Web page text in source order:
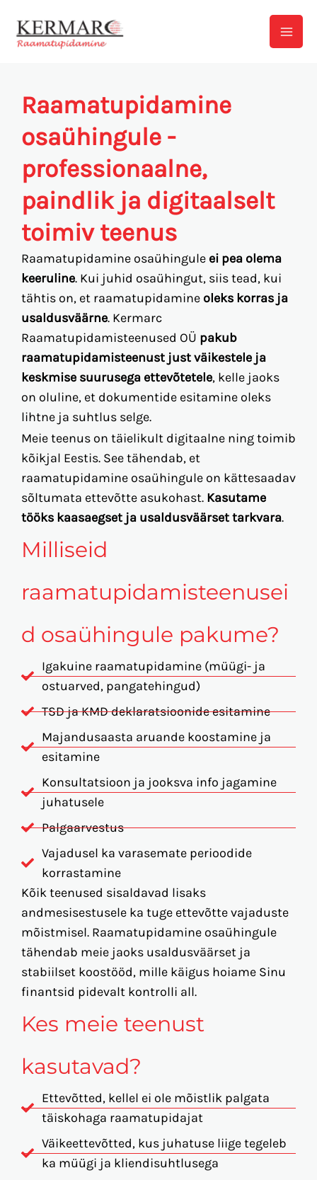
content
Raamatupidamine
osaühingule -
professionaalne,
paindlik ja digitaalselt
toimiv teenus
Raamatupidamine osaühingule ei pea olema
keeruline. Kui juhid osaühingut, siis tead, kui
tähtis on, et raamatupidamine oleks korras ja
usaldusväärne. Kermarc
Raamatupidamisteenused OÜ pakub
raamatupidamisteenust just väikestele ja
keskmise suurusega ettevõtetele, kelle jaoks
on oluline, et dokumentide esitamine oleks
lihtne ja suhtlus selge.
Meie teenus on täielikult digitaalne ning toimib
kõikjal Eestis. See tähendab, et
raamatupidamine osaühingule on kättesaadav
sõltumata ettevõtte asukohast. Kasutame
tööks kaasaegset ja usaldusväärset tarkvara.
Milliseid
raamatupidamisteenusei
d osaühingule pakume?
Igakuine raamatupidamine (müügi- ja
ostuarved, pangatehingud)
TSD ja KMD deklaratsioonide esitamine
Majandusaasta aruande koostamine ja
esitamine
Konsultatsioon ja jooksva info jagamine
juhatusele
Palgaarvestus
Vajadusel ka varasemate perioodide
korrastamine
Kõik teenused sisaldavad lisaks
andmesisestusele ka tuge ettevõtte vajaduste
mõistmisel. Raamatupidamine osaühingule
tähendab meie jaoks usaldusväärset ja
stabiilset koostööd, mille käigus hoiame Sinu
finantsid pidevalt kontrolli all.
Kes meie teenust
kasutavad?
Ettevõtted, kellel ei ole mõistlik palgata
täiskohaga raamatupidajat
Väikeettevõtted, kus juhatuse liige tegeleb
ka müügi ja kliendisuhtlusega